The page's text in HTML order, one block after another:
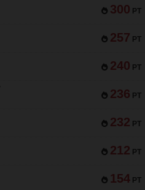
300 PT
257 PT
240 PT
236 PT
232 PT
212 PT
154 PT